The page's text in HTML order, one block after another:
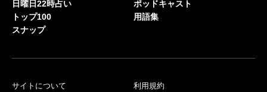
日曜日22時占い
トップ100
スナップ
ポッドキャスト
用語集
サイトについて
利用規約